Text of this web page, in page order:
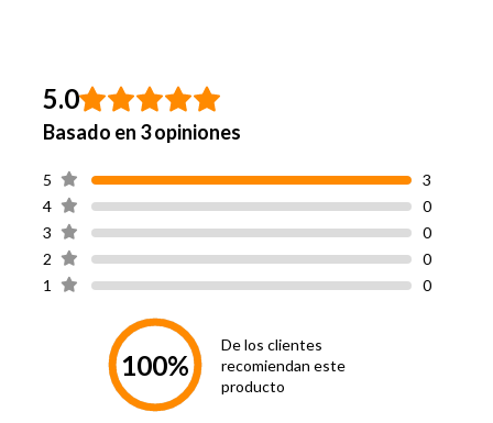
Alto 87 cm
Ancho 50 cm
Profundidad 55 cm
Peso
Vida Util 10 Años
Garantía
5.0
Basado en 3 opiniones
1 0
2 0
3 0
4 0
5 3
100%
De los clientes
recomiendan este
producto